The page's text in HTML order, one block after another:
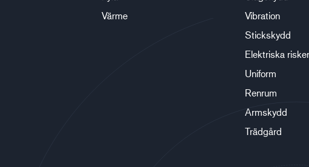
Värme
Vibration
Stickskydd
Elektriska risker
Uniform
Renrum
Armskydd
Trädgård